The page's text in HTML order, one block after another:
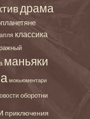
драма
классика
маньяки
мокьюментари
оборотни
приключения